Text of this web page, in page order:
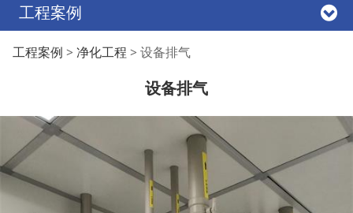
工程案例
设备排气
工程案例 > 净化工程 > 设备排气
设备排气